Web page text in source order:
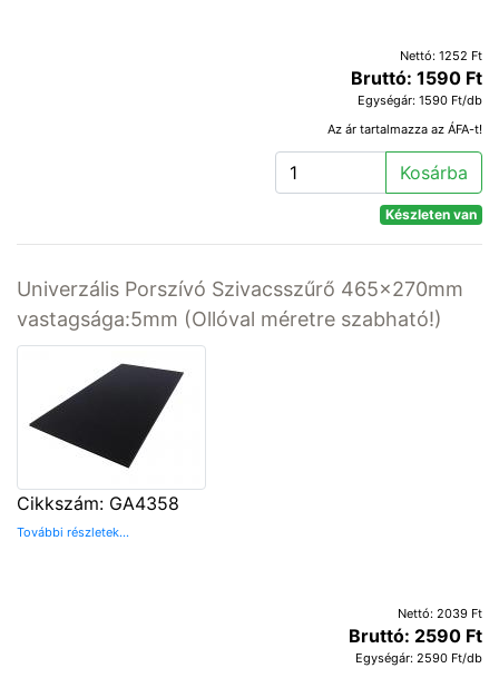
Nettó: 1252 Ft
Bruttó: 1590 Ft
Egységár: 1590 Ft/db
Az ár tartalmazza az ÁFA-t!
Kosárba
Készleten van
Univerzális Porszívó Szivacsszűrő 465x270mm
vastagsága:5mm (Ollóval méretre szabható!)
Cikkszám: GA4358
További részletek...
Nettó: 2039 Ft
Bruttó: 2590 Ft
Egységár: 2590 Ft/db